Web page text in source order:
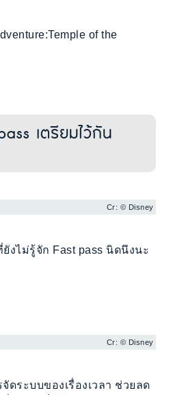
of the
เตรียมไว้กัน
Cr: © Disney
งไม่รู้จัก Fast pass นิดนึงนะ
Cr: © Disney
ดระบบของเรื่องเวลา ช่วยลด